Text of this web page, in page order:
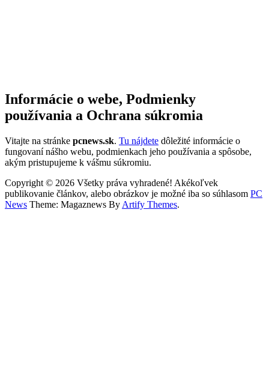
Informácie o webe, Podmienky
používania a Ochrana súkromia
Vitajte na stránke pcnews.sk. Tu nájdete dôležité informácie o
fungovaní nášho webu, podmienkach jeho používania a spôsobe,
akým pristupujeme k vášmu súkromiu.
Copyright © 2026 Všetky práva vyhradené! Akékoľvek
publikovanie článkov, alebo obrázkov je možné iba so súhlasom PC
News Theme: Magaznews By Artify Themes.